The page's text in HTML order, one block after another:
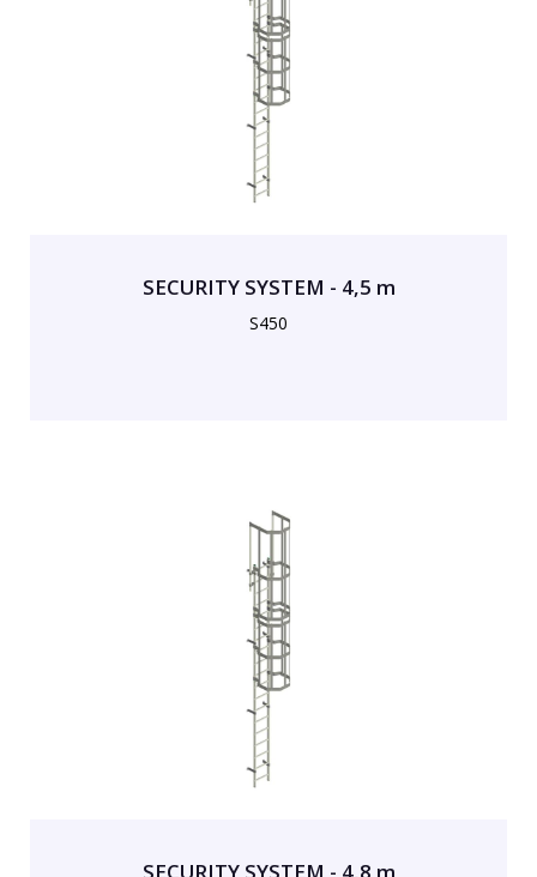
SECURITY SYSTEM - 4,5 m
S450